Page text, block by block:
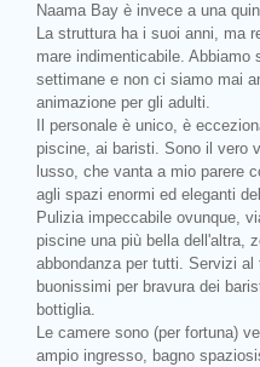
Naama Bay è invece a una
La struttura ha i suoi anni, ma
mare indimenticabile. Abbiamo
settimane e non ci siamo mai
animazione per gli adulti.
Il personale è unico, è
piscine, ai baristi. Sono il vero
lusso, che vanta a mio parere
agli spazi enormi ed eleganti
Pulizia impeccabile ovunque,
piscine una più bella dell'altra,
abbondanza per tutti. Servizi
buonissimi per bravura dei
bottiglia.
Le camere sono (per fortuna)
ampio ingresso, bagno